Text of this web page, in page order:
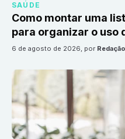
SAÚDE
Como montar uma
para organizar o uso
6 de agosto de 2026, por